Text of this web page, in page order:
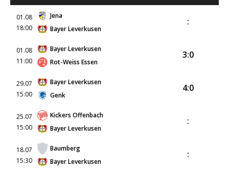
01.08
18:00
Jena
Bayer Leverkusen
:
01.08
11:00
Bayer Leverkusen
Rot-Weiss Essen
3:0
29.07
15:00
Bayer Leverkusen
Genk
4:0
25.07
15:00
Kickers Offenbach
Bayer Leverkusen
:
18.07
15:30
Baumberg
Bayer Leverkusen
: